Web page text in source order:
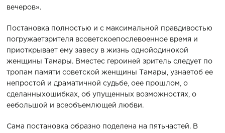
вечеров».
Постановка полностью и с максимальной правдивостью
погружаетзрителя всоветскоепослевоенное время и
приоткрывает ему завесу в жизнь однойодинокой
женщины Тамары. Вместес героиней зритель следует по
тропам памяти советской женщины Тамары, узнаетоб ее
непростой и драматичной судьбе, оее прошлом, о
сделанныхошибках, об упущенных возможностях, о
еебольшой и всеобъемлющей любви.
Сама постановка образно поделена на пятьчастей. В